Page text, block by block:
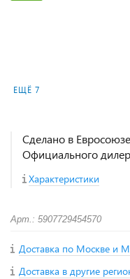
ЕЩЁ 7
Сделано в
Официального
Характеристики
Арт.: 5907729454570
Доставка по Москве и
Доставка в другие